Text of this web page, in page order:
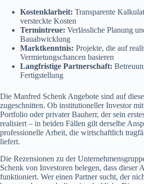
Kostenklarheit: Transparente
versteckte Kosten
Termintreue: Verlässliche Planung
Bauabwicklung
Marktkenntnis: Projekte, die auf
Vermietungschancen basieren
Langfristige Partnerschaft:
Fertigstellung
Die Manfred Schenk Angebote sind auf
zugeschnitten. Ob institutioneller Investor
Portfolio oder privater Bauherr, der sein
realisiert – in beiden Fällen gilt derselbe
professionelle Arbeit, die wirtschaftlich
liefert.
Die Rezensionen zu der
Schenk von Investoren belegen, dass dieser
funktioniert. Wer einen Partner sucht, der